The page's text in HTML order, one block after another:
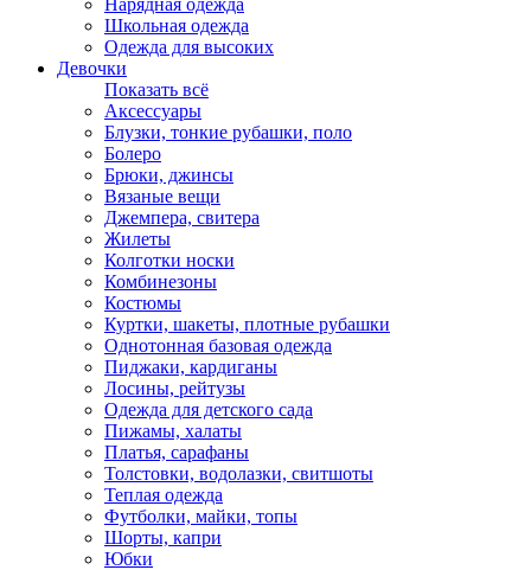
Нарядная одежда
Школьная одежда
Одежда для высоких
Девочки
Показать всё
Аксессуары
Блузки, тонкие рубашки, поло
Болеро
Брюки, джинсы
Вязаные вещи
Джемпера, свитера
Жилеты
Колготки носки
Комбинезоны
Костюмы
Куртки, шакеты, плотные рубашки
Однотонная базовая одежда
Пиджаки, кардиганы
Лосины, рейтузы
Одежда для детского сада
Пижамы, халаты
Платья, сарафаны
Толстовки, водолазки, свитшоты
Теплая одежда
Футболки, майки, топы
Шорты, капри
Юбки